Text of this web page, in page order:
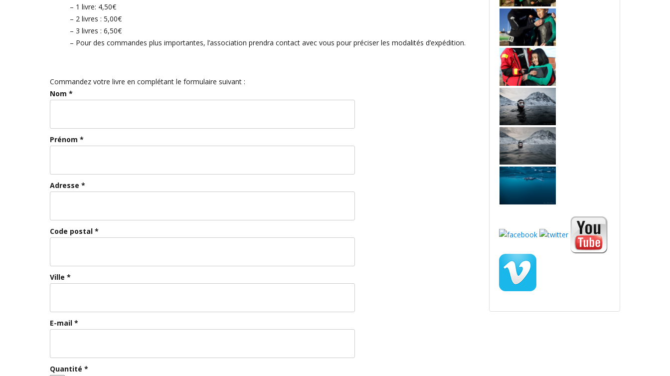
– 1 livre: 4,50€
– 2 livres : 5,00€
– 3 livres : 6,50€
– Pour des commandes plus importantes, l’association prendra contact avec vous pour préciser les modalités d’expédition.
Commandez votre livre en complétant le formulaire suivant :
Nom *
Prénom *
Adresse *
Code postal *
Ville *
E-mail *
Quantité *